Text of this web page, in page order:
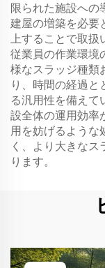
限られた施設への
建屋の増築を必要
上することで取扱
従業員の作業環境
様なスラッジ種類
り、時間の経過と
る汎用性を備えて
設全体の運用効率
用を妨げるような
く、より大きな
ります。